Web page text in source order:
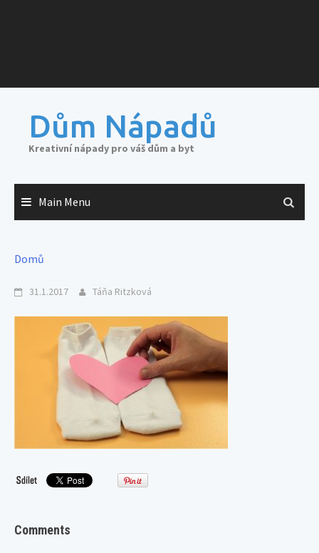
Dům Nápadů
Kreativní nápady pro váš dům a byt
Main Menu
Domů
31.1.2017 Táňa Ritzková
Comments